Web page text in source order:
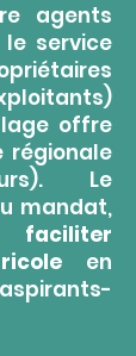
agents
service
offre
régionale
Le
mandat,
faciliter
en